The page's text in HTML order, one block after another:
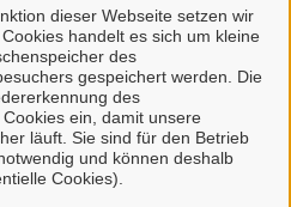
dieser Webseite setzen wir
handelt es sich um kleine
des
gespeichert werden. Die
des
ein, damit unsere
läuft. Sie sind für den Betrieb
und können deshalb
Cookies).